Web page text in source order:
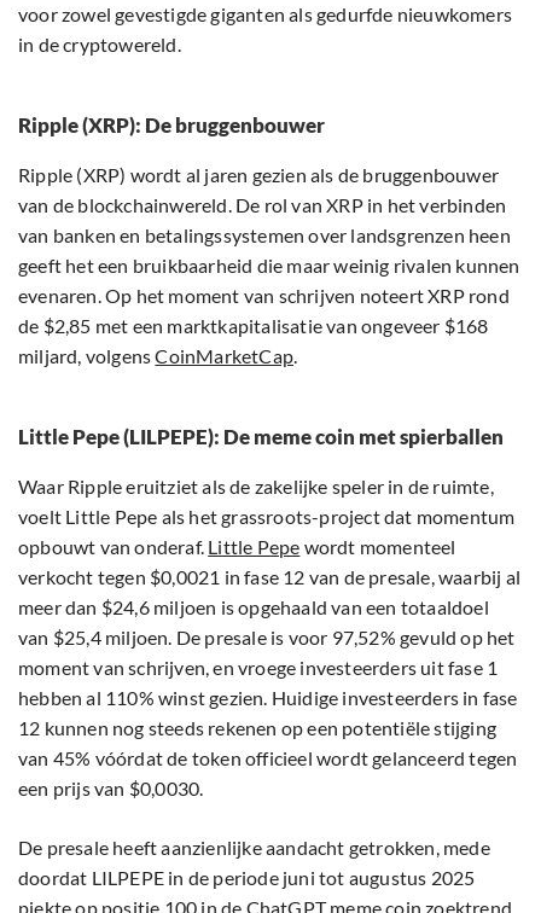
voor zowel gevestigde giganten als gedurfde nieuwkomers
in de cryptowereld.
Ripple (XRP): De bruggenbouwer
Ripple (XRP) wordt al jaren gezien als de bruggenbouwer
van de blockchainwereld. De rol van XRP in het verbinden
van banken en betalingssystemen over landsgrenzen heen
geeft het een bruikbaarheid die maar weinig rivalen kunnen
evenaren. Op het moment van schrijven noteert XRP rond
de $2,85 met een marktkapitalisatie van ongeveer $168
miljard, volgensCoinMarketCap.
Little Pepe (LILPEPE): De meme coin met spierballen
Waar Ripple eruitziet als de zakelijke speler in de ruimte,
voelt Little Pepe als het grassroots-project dat momentum
opbouwt van onderaf. Little Pepe wordt momenteel
verkocht tegen $0,0021 in fase 12 van de presale, waarbij al
meer dan $24,6 miljoen is opgehaald van een totaaldoel
van $25,4 miljoen. De presale is voor 97,52% gevuld op het
moment van schrijven, en vroege investeerders uit fase 1
hebben al 110% winst gezien. Huidige investeerders in fase
12 kunnen nog steeds rekenen op een potentiële stijging
van 45% vóórdat de token officieel wordt gelanceerd tegen
een prijs van $0,0030.
De presale heeft aanzienlijke aandacht getrokken, mede
doordat LILPEPE in de periode juni tot augustus 2025
piekte op positie 100 in de ChatGPT meme coin zoektrend